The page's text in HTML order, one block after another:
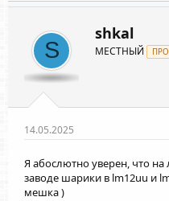
S
shkal
МЕСТНЫЙ
14.05.2025
Я абослютно уверен, что
заводе шарики в lm12uu и
мешка )